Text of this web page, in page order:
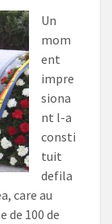
Un
mom
ent
impre
siona
nt l-a
consti
tuit
defila
care au
de 100 de